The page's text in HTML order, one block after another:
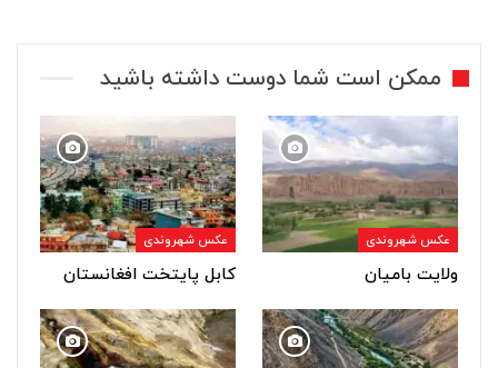
ممکن است شما دوست داشته باشید
عکس شهروندی
ولایت بامیان
عکس شهروندی
کابل پایتخت افغانستان